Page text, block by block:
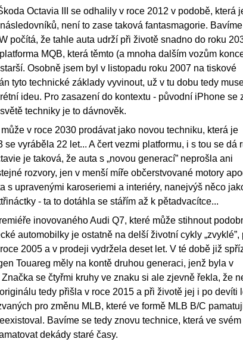
Octavia III se odhalily v roce 2012 v podobě, která
není to zase taková fantasmagorie.
počítá, že tahle auta udrží při životě snadno do roku
MQB, která těmto (a mnoha dalším vozům
Osobně jsem byl v listopadu roku 2007 na tiskové
tyto technické základy vyvinout, už v tu dobu tedy
ideu. Pro zasazení do kontextu - původní iPhone se
techniky je to dávnověk.
v roce 2030 prodávat jako novou techniku, která je
se vyráběla 22 let... A čert vezmi platformu, i s tou se dá
je taková, že auta s „novou generací” neprošla ani
rozvory, jen v menší míře občerstvované motory
s upravenými karoseriemi a interiéry, nanejvýš něco
- ta to dotáhla se stářím až k pětadvacítce...
inovovaného Audi Q7, které může stihnout
automobilky je ostatně na delší životní cykly „zvyklé”,
2005 a v prodeji vydržela deset let. V té době již
Touareg měly na kontě druhou generaci, jenž byla v
se čtyřmi kruhy ve znaku si ale zjevně řekla, že
tedy přišla v roce 2015 a při životě jej i po devíti
pro změnu MLB, které ve formě MLB B/C
Bavíme se tedy znovu technice, která ve svém
dekády staré časy.